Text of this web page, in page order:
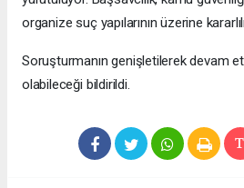
organize suç yapılarının üzerine
Soruşturmanın genişletilerek devam
olabileceği bildirildi.